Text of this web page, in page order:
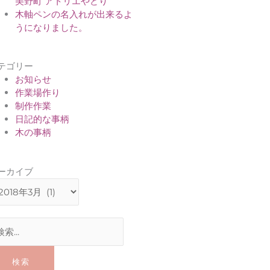
木軸ペンの名入れが出来るよ
うになりました。
ゴリー
お知らせ
作業場作り
制作作業
日記的な事柄
木の事柄
カイブ